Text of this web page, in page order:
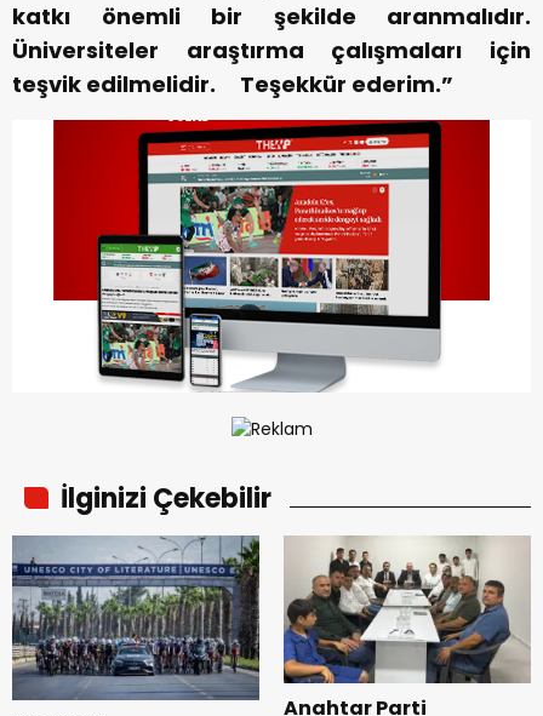
katkı önemli bir şekilde aranmalıdır.
Üniversiteler araştırma çalışmaları için
teşvik edilmelidir.
Teşekkür ederim.”
İlginizi Çekebilir
Anahtar Parti